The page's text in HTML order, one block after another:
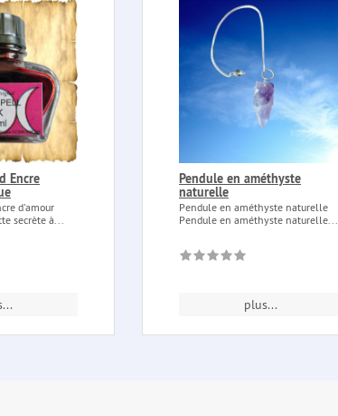
Encre
d'amour
secrète à...
Pendule en améthyste
naturelle
Pendule en améthyste naturelle
Pendule en améthyste naturelle...
plus...